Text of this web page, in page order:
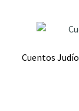
Cuentos